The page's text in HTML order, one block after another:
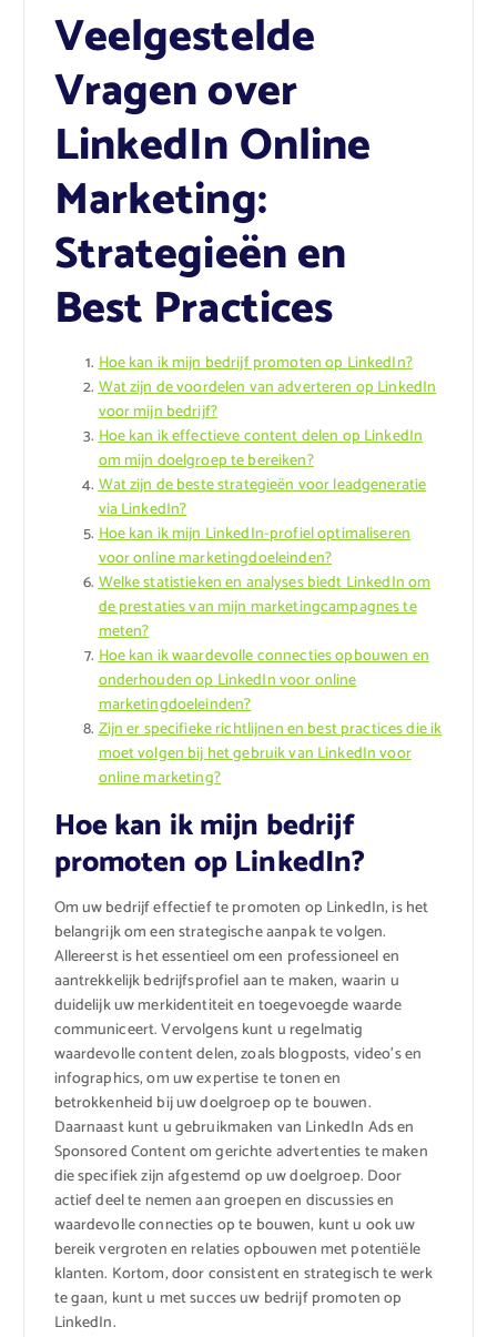
Veelgestelde
Vragen over
LinkedIn Online
Marketing:
Strategieën en
Best Practices
Hoe kan ik mijn bedrijf promoten op LinkedIn?
Wat zijn de voordelen van adverteren op LinkedIn
voor mijn bedrijf?
Hoe kan ik effectieve content delen op LinkedIn
om mijn doelgroep te bereiken?
Wat zijn de beste strategieën voor leadgeneratie
via LinkedIn?
Hoe kan ik mijn LinkedIn-profiel optimaliseren
voor online marketingdoeleinden?
Welke statistieken en analyses biedt LinkedIn om
de prestaties van mijn marketingcampagnes te
meten?
Hoe kan ik waardevolle connecties opbouwen en
onderhouden op LinkedIn voor online
marketingdoeleinden?
Zijn er specifieke richtlijnen en best practices die ik
moet volgen bij het gebruik van LinkedIn voor
online marketing?
Hoe kan ik mijn bedrijf
promoten op LinkedIn?
Om uw bedrijf effectief te promoten op LinkedIn, is het
belangrijk om een strategische aanpak te volgen.
Allereerst is het essentieel om een professioneel en
aantrekkelijk bedrijfsprofiel aan te maken, waarin u
duidelijk uw merkidentiteit en toegevoegde waarde
communiceert. Vervolgens kunt u regelmatig
waardevolle content delen, zoals blogposts, video’s en
infographics, om uw expertise te tonen en
betrokkenheid bij uw doelgroep op te bouwen.
Daarnaast kunt u gebruikmaken van LinkedIn Ads en
Sponsored Content om gerichte advertenties te maken
die specifiek zijn afgestemd op uw doelgroep. Door
actief deel te nemen aan groepen en discussies en
waardevolle connecties op te bouwen, kunt u ook uw
bereik vergroten en relaties opbouwen met potentiële
klanten. Kortom, door consistent en strategisch te werk
te gaan, kunt u met succes uw bedrijf promoten op
LinkedIn.